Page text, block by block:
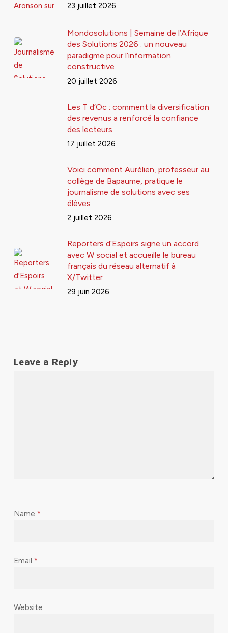
23 juillet 2026
Mondosolutions | Semaine de l’Afrique
des Solutions 2026 : un nouveau
paradigme pour l’information
constructive
20 juillet 2026
Les T d’Oc : comment la diversification
des revenus a renforcé la confiance
des lecteurs
17 juillet 2026
Voici comment Aurélien, professeur au
collège de Bapaume, pratique le
journalisme de solutions avec ses
élèves
2 juillet 2026
Reporters d’Espoirs signe un accord
avec W social et accueille le bureau
français du réseau alternatif à
X/Twitter
29 juin 2026
Leave a Reply
Name *
Email *
Website